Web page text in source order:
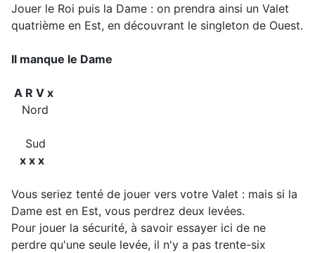
Jouer le Roi puis la Dame : on prendra ainsi un Valet
quatrième en Est, en découvrant le singleton de Ouest.
Il manque le Dame
A R V x
Nord
Sud
x x x
Vous seriez tenté de jouer vers votre Valet : mais si la
Dame est en Est, vous perdrez deux levées.
Pour jouer la sécurité, à savoir essayer ici de ne
perdre qu'une seule levée, il n'y a pas trente-six